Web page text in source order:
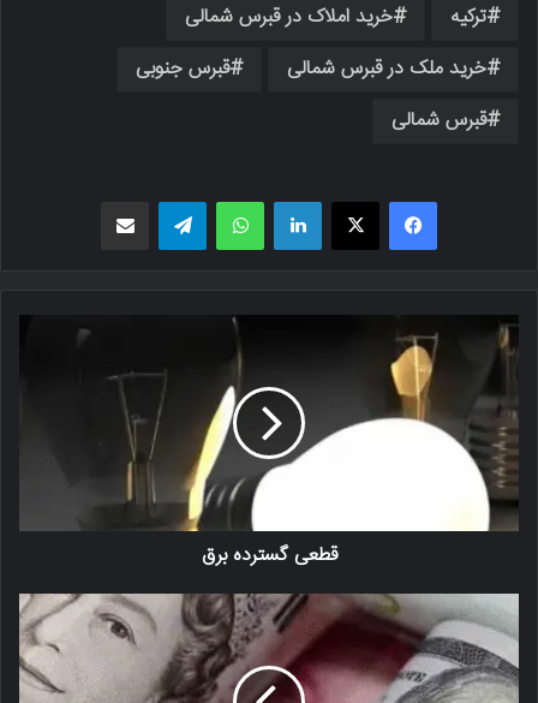
ترکیه
خرید املاک در قبرس شمالی
خرید ملک در قبرس شمالی
قبرس جنوبی
قبرس شمالی
فیسبوک X لینکدین واتس اپ
قطعی گسترده برق